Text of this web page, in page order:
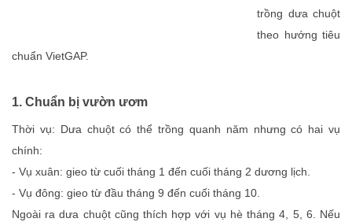
trồng dưa chuột
theo hướng tiêu
chuẩn VietGAP.
1. Chuẩn bị vườn ươm
Thời vụ: Dưa chuột có thể trồng quanh năm nhưng có hai vụ
chính:
- Vụ xuân: gieo từ cuối tháng 1 đến cuối tháng 2 dương lịch.
- Vụ đông: gieo từ đầu tháng 9 đến cuối tháng 10.
Ngoài ra dưa chuột cũng thích hợp với vụ hè tháng 4, 5, 6. Nếu